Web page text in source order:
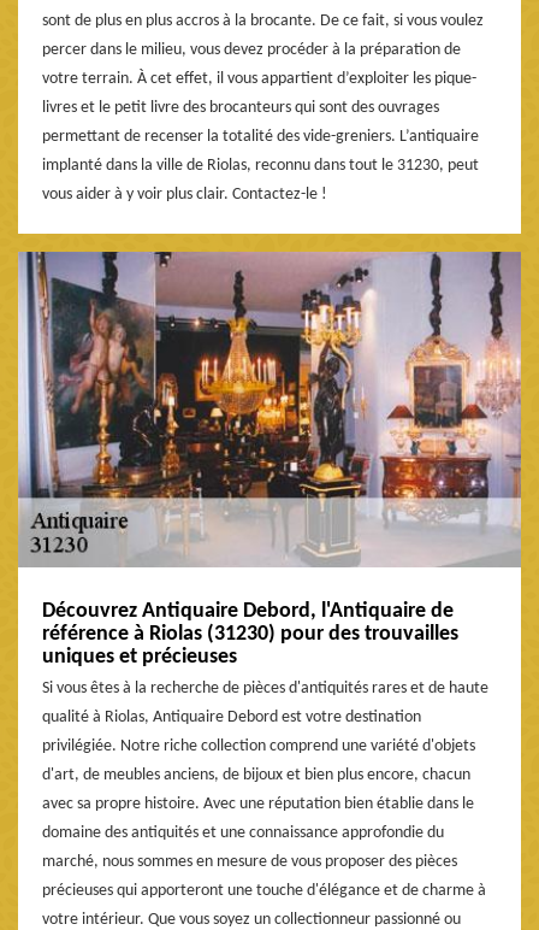
sont de plus en plus accros à la brocante. De ce fait, si vous voulez
percer dans le milieu, vous devez procéder à la préparation de
votre terrain. À cet effet, il vous appartient d’exploiter les pique-
livres et le petit livre des brocanteurs qui sont des ouvrages
permettant de recenser la totalité des vide-greniers. L’antiquaire
implanté dans la ville de Riolas, reconnu dans tout le 31230, peut
vous aider à y voir plus clair. Contactez-le !
Découvrez Antiquaire Debord, l'Antiquaire de
référence à Riolas (31230) pour des trouvailles
uniques et précieuses
Si vous êtes à la recherche de pièces d'antiquités rares et de haute
qualité à Riolas, Antiquaire Debord est votre destination
privilégiée. Notre riche collection comprend une variété d'objets
d'art, de meubles anciens, de bijoux et bien plus encore, chacun
avec sa propre histoire. Avec une réputation bien établie dans le
domaine des antiquités et une connaissance approfondie du
marché, nous sommes en mesure de vous proposer des pièces
précieuses qui apporteront une touche d'élégance et de charme à
votre intérieur. Que vous soyez un collectionneur passionné ou